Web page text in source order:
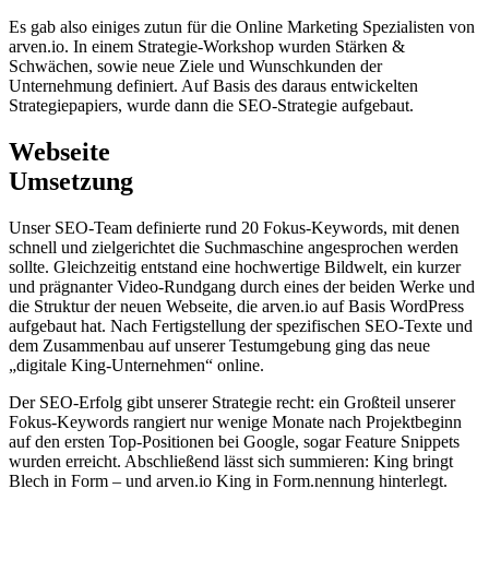
Es gab also einiges zutun für die Online Marketing Spezialisten von
arven.io. In einem Strategie-Workshop wurden Stärken &
Schwächen, sowie neue Ziele und Wunschkunden der
Unternehmung definiert. Auf Basis des daraus entwickelten
Strategiepapiers, wurde dann die SEO-Strategie aufgebaut.
Webseite
Umsetzung
Unser SEO-Team definierte rund 20 Fokus-Keywords, mit denen
schnell und zielgerichtet die Suchmaschine angesprochen werden
sollte. Gleichzeitig entstand eine hochwertige Bildwelt, ein kurzer
und prägnanter Video-Rundgang durch eines der beiden Werke und
die Struktur der neuen Webseite, die arven.io auf Basis WordPress
aufgebaut hat. Nach Fertigstellung der spezifischen SEO-Texte und
dem Zusammenbau auf unserer Testumgebung ging das neue
„digitale King-Unternehmen“ online.
Der SEO-Erfolg gibt unserer Strategie recht: ein Großteil unserer
Fokus-Keywords rangiert nur wenige Monate nach Projektbeginn
auf den ersten Top-Positionen bei Google, sogar Feature Snippets
wurden erreicht. Abschließend lässt sich summieren: King bringt
Blech in Form – und arven.io King in Form.nennung hinterlegt.